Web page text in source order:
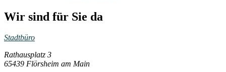
Wir sind für Sie da
Stadtbüro
Rathausplatz 3
65439 Flörsheim am Main